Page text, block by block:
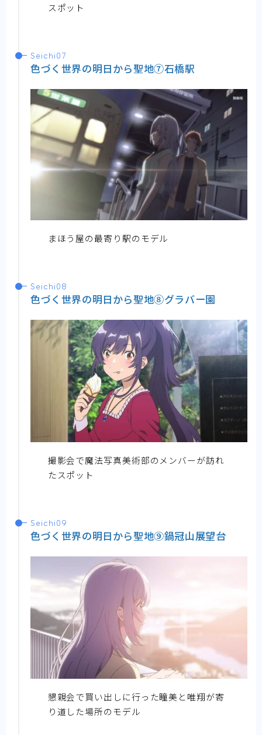
スポット
Seichi07
色づく世界の明日から聖地⑦石橋駅
まほう屋の最寄り駅のモデル
Seichi08
色づく世界の明日から聖地⑧グラバー園
撮影会で魔法写真美術部のメンバーが訪れ
たスポット
Seichi09
色づく世界の明日から聖地⑨鍋冠山展望台
懇親会で買い出しに行った瞳美と唯翔が寄
り道した場所のモデル